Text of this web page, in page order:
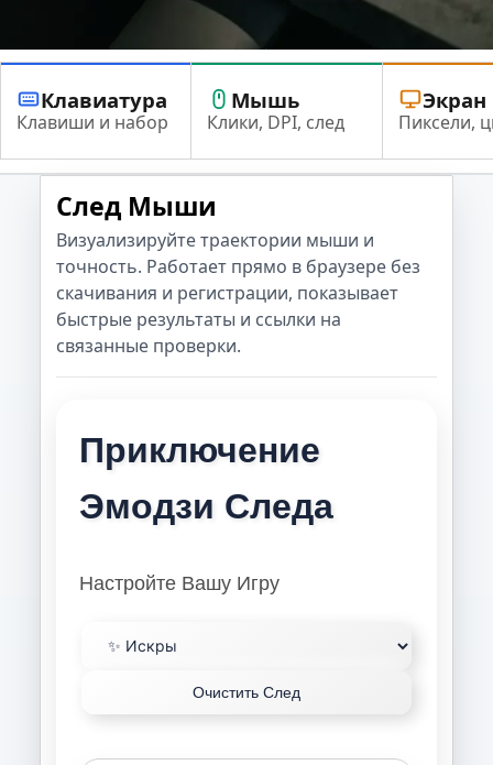
Клавиатура
Клавиши и набор
Мышь
Клики, DPI, след
Экран
Пиксели,
След Мыши
Визуализируйте траектории мыши и
точность. Работает прямо в браузере без
скачивания и регистрации, показывает
быстрые результаты и ссылки на
связанные проверки.
Приключение
Эмодзи Следа
Настройте Вашу Игру
Очистить След